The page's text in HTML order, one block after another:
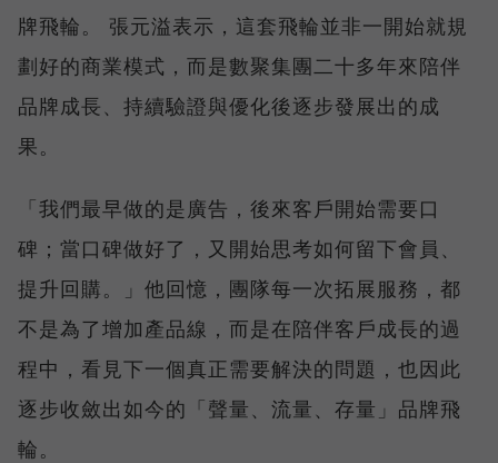
牌飛輪。 張元溢表示，這套飛輪並非一開始就規
劃好的商業模式，而是數聚集團二十多年來陪伴
品牌成長、持續驗證與優化後逐步發展出的成
果。
「我們最早做的是廣告，後來客戶開始需要口
碑；當口碑做好了，又開始思考如何留下會員、
提升回購。」他回憶，團隊每一次拓展服務，都
不是為了增加產品線，而是在陪伴客戶成長的過
程中，看見下一個真正需要解決的問題，也因此
逐步收斂出如今的「聲量、流量、存量」品牌飛
輪。